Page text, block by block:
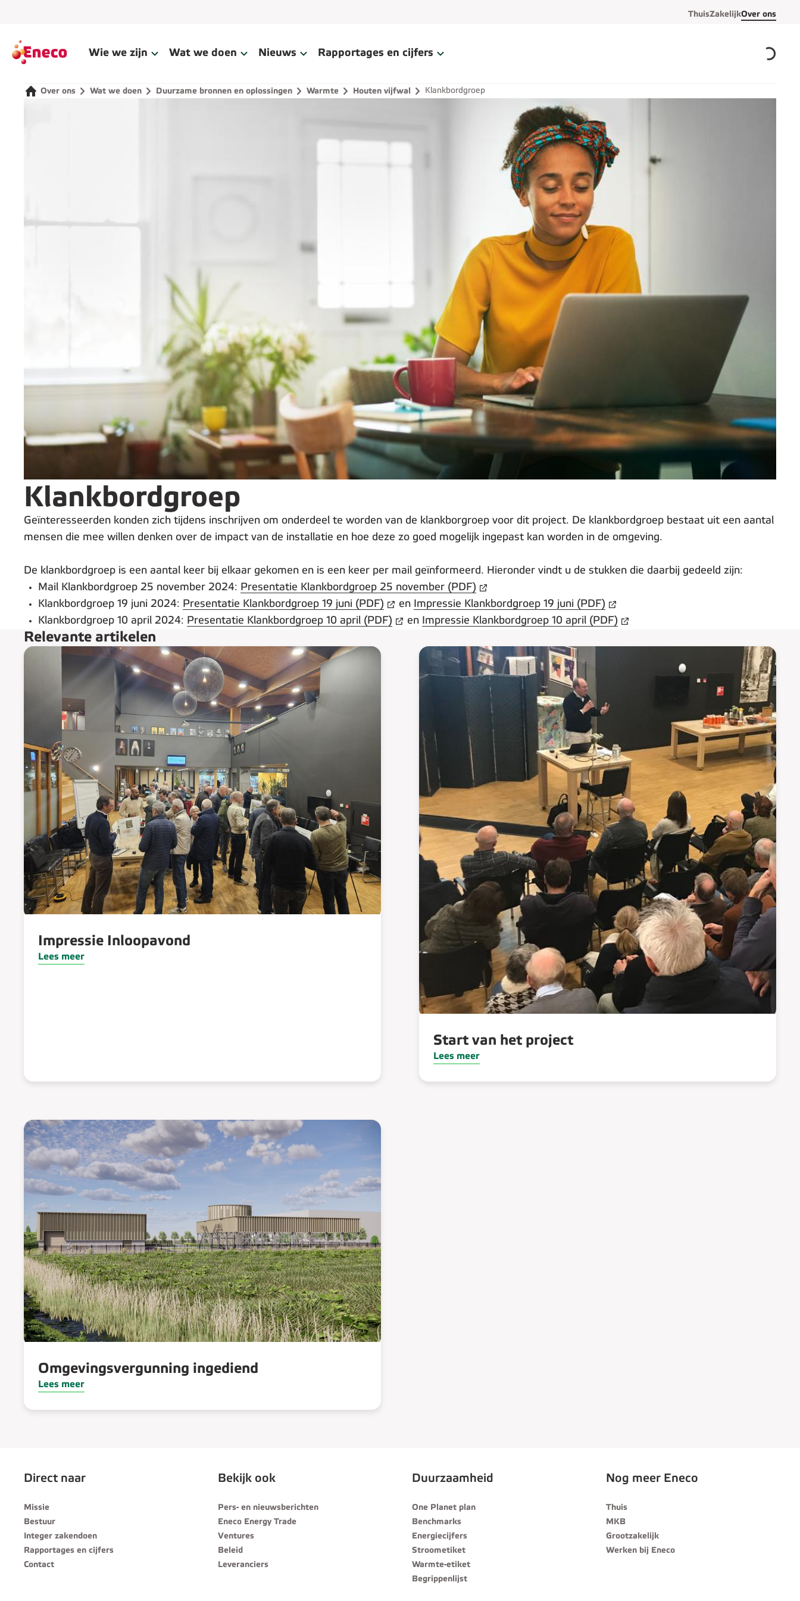
ThuisZakelijkOver ons
Wie we zijn Wat we doen Nieuws Rapportages en cijfers
Over ons Wat we doen Duurzame bronnen en oplossingen Warmte Houten vijfwal Klankbordgroep
Klankbordgroep
Geïnteresseerden konden zich tijdens inschrijven om onderdeel te worden van de klankborgroep voor dit project. De klankbordgroep bestaat uit een aantal
mensen die mee willen denken over de impact van de installatie en hoe deze zo goed mogelijk ingepast kan worden in de omgeving.
De klankbordgroep is een aantal keer bij elkaar gekomen en is een keer per mail geïnformeerd. Hieronder vindt u de stukken die daarbij gedeeld zijn:
Mail Klankbordgroep 25 november 2024: Presentatie Klankbordgroep 25 november (PDF)
Klankbordgroep 19 juni 2024: Presentatie Klankbordgroep 19 juni (PDF) en
Impressie Klankbordgroep 19 juni (PDF)
Klankbordgroep 10 april 2024: Presentatie Klankbordgroep 10 april (PDF) en Impressie Klankbordgroep 10 april (PDF)
Relevante artikelen
Impressie Inloopavond
Lees meer
Start van het project
Lees meer
Omgevingsvergunning ingediend
Lees meer
Direct naar
Missie
Bestuur
Integer zakendoen
Rapportages en cijfers
Contact
Bekijk ook
Pers- en nieuwsberichten
Eneco Energy Trade
Ventures
Beleid
Leveranciers
Duurzaamheid
One Planet plan
Benchmarks
Energiecijfers
Stroometiket
Warmte-etiket
Begrippenlijst
Nog meer Eneco
Thuis
MKB
Grootzakelijk
Werken bij Eneco